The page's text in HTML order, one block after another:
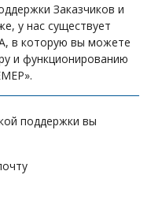
Заказчиков и
у нас существует
в которую вы можете
и функционированию
поддержки вы